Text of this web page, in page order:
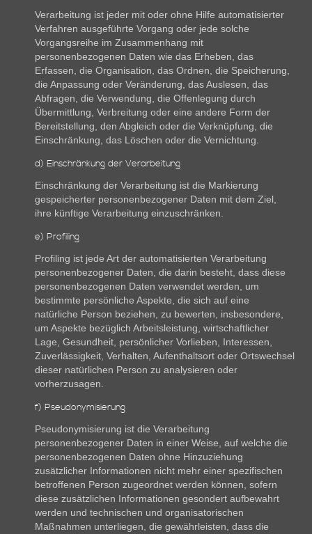
Verarbeitung ist jeder mit oder ohne Hilfe automatisierter
Verfahren ausgeführte Vorgang oder jede solche
Vorgangsreihe im Zusammenhang mit
personenbezogenen Daten wie das Erheben, das
Erfassen, die Organisation, das Ordnen, die Speicherung,
die Anpassung oder Veränderung, das Auslesen, das
Abfragen, die Verwendung, die Offenlegung durch
Übermittlung, Verbreitung oder eine andere Form der
Bereitstellung, den Abgleich oder die Verknüpfung, die
Einschränkung, das Löschen oder die Vernichtung.
d) Einschränkung der Verarbeitung
Einschränkung der Verarbeitung ist die Markierung
gespeicherter personenbezogener Daten mit dem Ziel,
ihre künftige Verarbeitung einzuschränken.
e) Profiling
Profiling ist jede Art der automatisierten Verarbeitung
personenbezogener Daten, die darin besteht, dass diese
personenbezogenen Daten verwendet werden, um
bestimmte persönliche Aspekte, die sich auf eine
natürliche Person beziehen, zu bewerten, insbesondere,
um Aspekte bezüglich Arbeitsleistung, wirtschaftlicher
Lage, Gesundheit, persönlicher Vorlieben, Interessen,
Zuverlässigkeit, Verhalten, Aufenthaltsort oder Ortswechsel
dieser natürlichen Person zu analysieren oder
vorherzusagen.
f) Pseudonymisierung
Pseudonymisierung ist die Verarbeitung
personenbezogener Daten in einer Weise, auf welche die
personenbezogenen Daten ohne Hinzuziehung
zusätzlicher Informationen nicht mehr einer spezifischen
betroffenen Person zugeordnet werden können, sofern
diese zusätzlichen Informationen gesondert aufbewahrt
werden und technischen und organisatorischen
Maßnahmen unterliegen, die gewährleisten, dass die